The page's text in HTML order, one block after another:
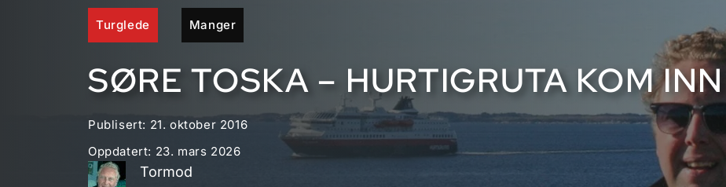
Turglede Manger
SØRE TOSKA – HURTIGRUTA KOM
Publisert: 21. oktober 2016
Oppdatert: 23. mars 2026
Tormod